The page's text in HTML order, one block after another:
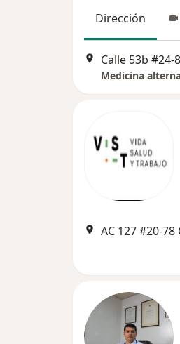
Dirección
Calle 53b #24-
Medicina
AC 127 #20-78